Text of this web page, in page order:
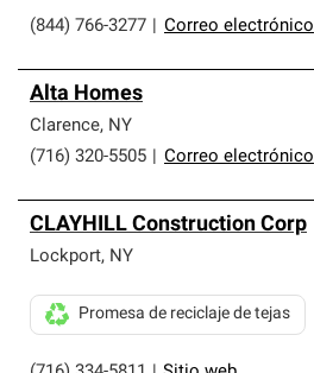
(844) 766-3277 Correo electrónico
Alta Homes
Clarence, NY
(716) 320-5505
Correo electrónico
CLAYHILL Construction Corp
Lockport, NY
Promesa de reciclaje de tejas